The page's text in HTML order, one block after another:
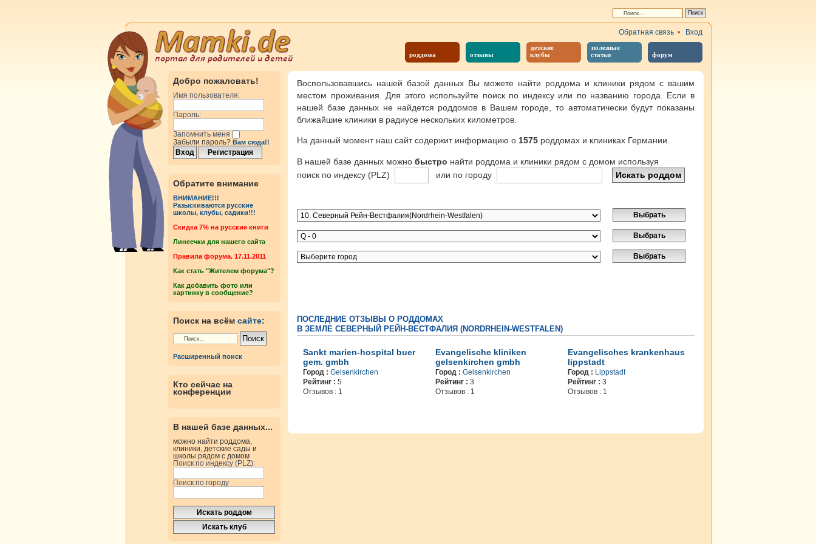
роддома отзывы
детские
клубы
полезные
статьи
форум
Обратная связь • Вход
Добро пожаловать!
Имя пользователя:
Пароль:
Запомнить меня
Забыли пароль? Вам сюда!!
Обратите внимание
ВНИМАНИЕ!!!
Разыскиваются русские
школы, клубы, садики!!!
Cкидка 7% на русские книги
Линеечки для нашего сайта
Правила форума. 17.11.2011
Как стать "Жителем форума"?
Как добавить фото или
картинку в сообщение?
Поиск на всём сайте:
Расширенный поиск
Кто сейчас на
конференции
В нашей базе данных...
можно найти роддома,
клиники, детские сады и
школы рядом с домом
Поиск по индексу (PLZ):
Поиск по городу
Воспользовавшись нашей базой данных Вы можете найти роддома и клиники рядом с вашим
местом проживания. Для этого используйте поиск по индексу или по названию города. Если в
нашей базе данных не найдется роддомов в Вашем городе, то автоматически будут показаны
ближайшие клиники в радиусе нескольких километров.
На данный момент наш сайт содержит информацию о 1575 роддомах и клиниках Германии.
В нашей базе данных можно быстро найти роддома и клиники рядом с домом используя
поиск по индексу (PLZ)
или по городу
ПОСЛЕДНИЕ ОТЗЫВЫ О РОДДОМАХ
В ЗЕМЛЕ СЕВЕРНЫЙ РЕЙН-ВЕСТФАЛИЯ (NORDRHEIN-WESTFALEN)
Sankt marien-hospital buer
gem. gmbh
Город : Gelsenkirchen
Рейтинг : 5
Отзывов : 1
Evangelische kliniken
gelsenkirchen gmbh
Город : Gelsenkirchen
Рейтинг : 3
Отзывов : 1
Evangelisches krankenhaus
lippstadt
Город : Lippstadt
Рейтинг : 3
Отзывов : 1